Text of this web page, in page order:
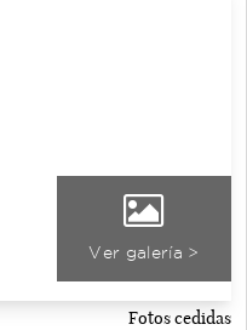
Ver galería >
Fotos cedidas